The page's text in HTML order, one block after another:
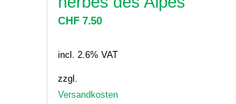
CHF 7.50
incl. 2.6% VAT
zzgl.
Versandkosten